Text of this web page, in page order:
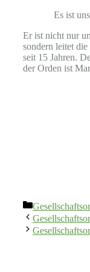
Es ist
Er ist nicht nur
sondern leitet
seit 15 Jahren.
der Orden ist
Kategorien